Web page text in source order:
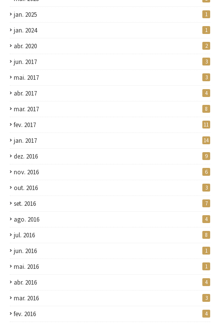
jan. 2025 1
jan. 2024 1
abr. 2020 2
jun. 2017 3
mai. 2017 3
abr. 2017 4
mar. 2017 8
fev. 2017 11
jan. 2017 14
dez. 2016 9
nov. 2016 6
out. 2016 3
set. 2016 7
ago. 2016 4
jul. 2016 8
jun. 2016 1
mai. 2016 1
abr. 2016 4
mar. 2016 3
fev. 2016 4